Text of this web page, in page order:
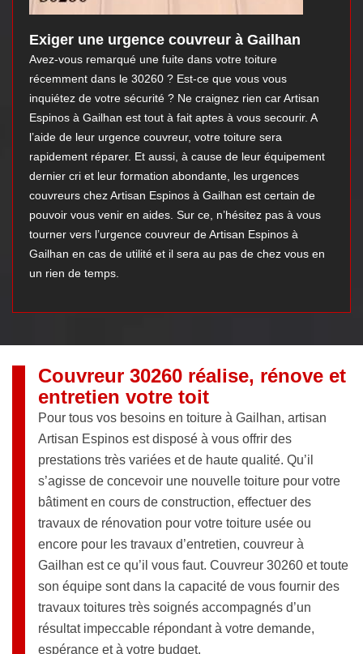
Exiger une urgence couvreur à Gailhan
Avez-vous remarqué une fuite dans votre toiture
récemment dans le 30260 ? Est-ce que vous vous
inquiétez de votre sécurité ? Ne craignez rien car Artisan
Espinos à Gailhan est tout à fait aptes à vous secourir. A
l’aide de leur urgence couvreur, votre toiture sera
rapidement réparer. Et aussi, à cause de leur équipement
dernier cri et leur formation abondante, les urgences
couvreurs chez Artisan Espinos à Gailhan est certain de
pouvoir vous venir en aides. Sur ce, n’hésitez pas à vous
tourner vers l’urgence couvreur de Artisan Espinos à
Gailhan en cas de utilité et il sera au pas de chez vous en
un rien de temps.
Couvreur 30260 réalise, rénove et
entretien votre toit
Pour tous vos besoins en toiture à Gailhan, artisan
Artisan Espinos est disposé à vous offrir des
prestations très variées et de haute qualité. Qu’il
s’agisse de concevoir une nouvelle toiture pour votre
bâtiment en cours de construction, effectuer des
travaux de rénovation pour votre toiture usée ou
encore pour les travaux d’entretien, couvreur à
Gailhan est ce qu’il vous faut. Couvreur 30260 et toute
son équipe sont dans la capacité de vous fournir des
travaux toitures très soignés accompagnés d’un
résultat impeccable répondant à votre demande,
espérance et à votre budget.